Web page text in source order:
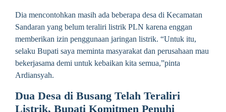
Dia mencontohkan masih ada beberapa desa di Kecamatan
Sandaran yang belum teraliri listrik PLN karena enggan
memberikan izin penggunaan jaringan listrik. “Untuk itu,
selaku Bupati saya meminta masyarakat dan perusahaan mau
bekerjasama demi untuk kebaikan kita semua,”pinta
Ardiansyah.
Dua Desa di Busang Telah Teraliri
Listrik, Bupati Komitmen Penuhi